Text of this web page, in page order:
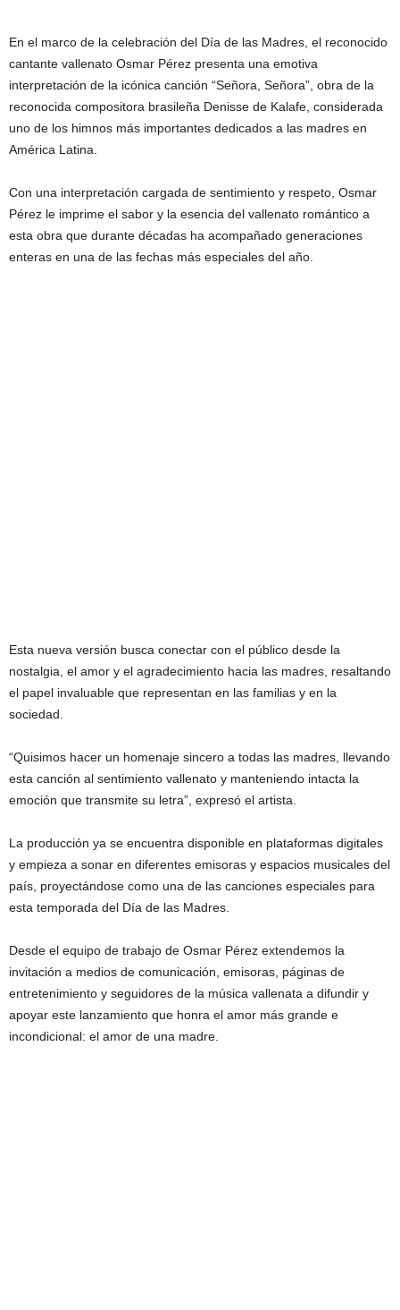
En el marco de la celebración del Día de las Madres, el reconocido
cantante vallenato Osmar Pérez presenta una emotiva
interpretación de la icónica canción “Señora, Señora”, obra de la
reconocida compositora brasileña Denisse de Kalafe, considerada
uno de los himnos más importantes dedicados a las madres en
América Latina.
Con una interpretación cargada de sentimiento y respeto, Osmar
Pérez le imprime el sabor y la esencia del vallenato romántico a
esta obra que durante décadas ha acompañado generaciones
enteras en una de las fechas más especiales del año.
Esta nueva versión busca conectar con el público desde la
nostalgia, el amor y el agradecimiento hacia las madres, resaltando
el papel invaluable que representan en las familias y en la
sociedad.
“Quisimos hacer un homenaje sincero a todas las madres, llevando
esta canción al sentimiento vallenato y manteniendo intacta la
emoción que transmite su letra”, expresó el artista.
La producción ya se encuentra disponible en plataformas digitales
y empieza a sonar en diferentes emisoras y espacios musicales del
país, proyectándose como una de las canciones especiales para
esta temporada del Día de las Madres.
Desde el equipo de trabajo de Osmar Pérez extendemos la
invitación a medios de comunicación, emisoras, páginas de
entretenimiento y seguidores de la música vallenata a difundir y
apoyar este lanzamiento que honra el amor más grande e
incondicional: el amor de una madre.